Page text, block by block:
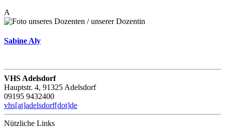
A
Sabine Aly
VHS Adelsdorf
Hauptstr. 4, 91325 Adelsdorf
09195 9432400
vhs[at]adelsdorf[dot]de
Nützliche Links